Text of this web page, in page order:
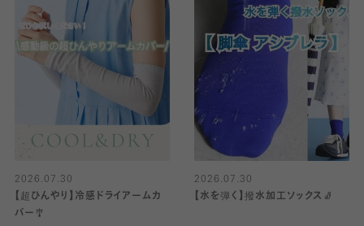
2026.07.30
【超ひんやり】冷感ドライアームカ
バー🎐
2026.07.30
【水を弾く】撥水加工ソックス🧦